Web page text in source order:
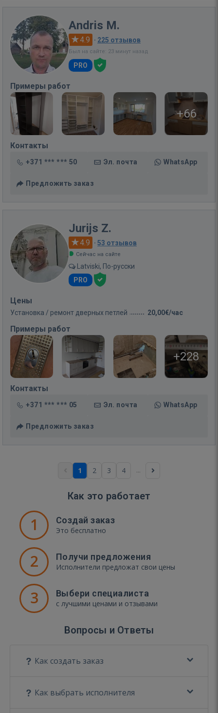
Andris M.
4.9 · 225 отзывов
Был на сайте: 23 минут назад
PRO
Примеры работ
+66
Контакты
+371 *** *** 50 Эл. почта WhatsApp
Предложить заказ
Jurijs Z.
4.9 · 53 отзывов
Сейчас на сайте
Latviski, По-русски
PRO
Цены
Установка / ремонт дверных петлей 20,00€/час
Примеры работ
+228
Контакты
+371 *** *** 05 Эл. почта WhatsApp
Предложить заказ
1 2 3 4 ...
Как это работает
1 Создай заказ
Это бесплатно
2 Получи предложения
Исполнители предложат свои цены
3 Выбери специалиста
с лучшими ценами и отзывами
Вопросы и Ответы
Как создать заказ
Как выбрать исполнителя